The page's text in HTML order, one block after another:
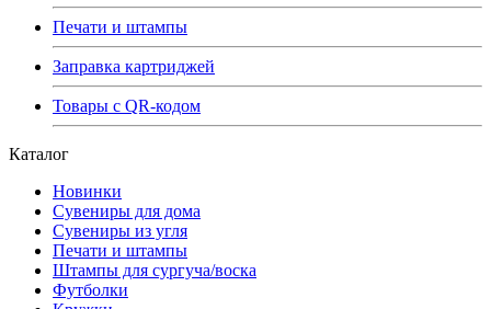
Печати и штампы
Заправка картриджей
Товары с QR-кодом
Каталог
Новинки
Сувениры для дома
Сувениры из угля
Печати и штампы
Штампы для сургуча/воска
Футболки